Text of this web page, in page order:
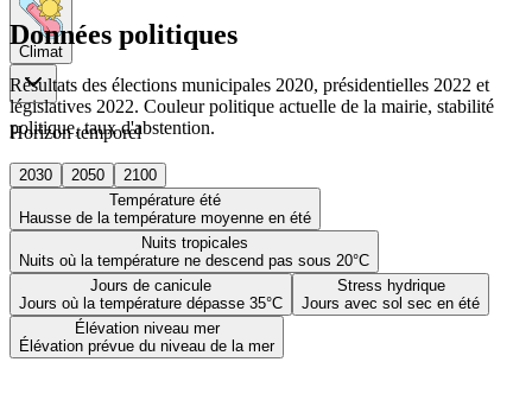
Climat
Horizon temporel
2030 2050
2100
Température été
Hausse de la température moyenne en été
Nuits tropicales
Nuits où la température ne descend pas sous 20°C
Jours de canicule
Jours où la température dépasse 35°C
Stress hydrique
Jours avec sol sec en été
Élévation niveau mer
Élévation prévue du niveau de la mer
Données politiques
Résultats des élections municipales 2020, présidentielles 2022 et
législatives 2022. Couleur politique actuelle de la mairie, stabilité
politique, taux d'abstention.